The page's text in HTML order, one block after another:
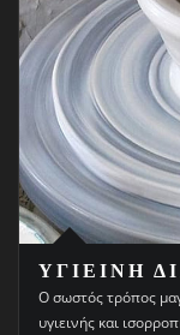
ΥΓΙΕΙΝΗ
Ο σωστός τρόπος
υγιεινής και